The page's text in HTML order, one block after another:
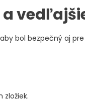
bol bezpečný aj
zložiek.